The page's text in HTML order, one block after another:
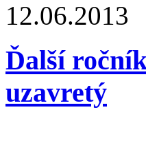
12.06.2013
Ďalší
uzavretý